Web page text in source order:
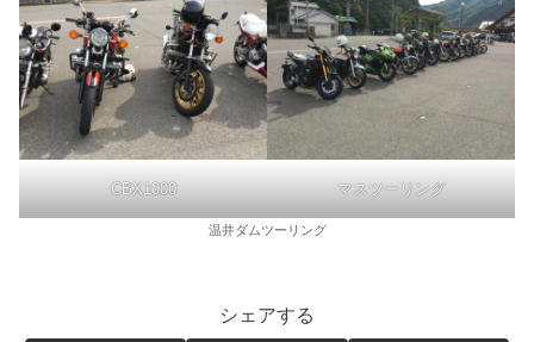
CBX1000 マスツーリング
温井ダムツーリング
シェアする